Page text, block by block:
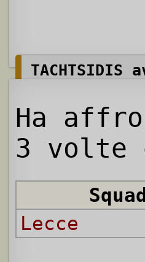
TACHTSIDIS
Ha
3 volte
Lecce